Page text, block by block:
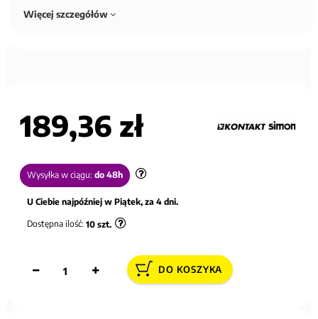
Więcej szczegółów
189,36 zł
Wysyłka w ciągu: do 48h
U Ciebie najpóźniej w Piątek, za 4 dni.
Dostępna ilość: 10 szt.
DO KOSZYKA